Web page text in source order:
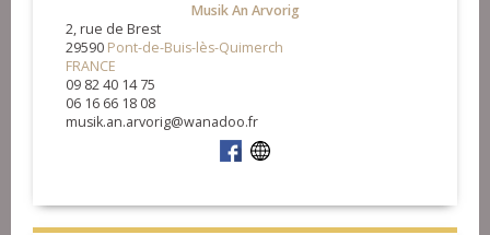
Musik An Arvorig
2, rue de Brest
29590 Pont-de-Buis-lès-Quimerch
FRANCE
09 82 40 14 75
06 16 66 18 08
musik.an.arvorig@wanadoo.fr